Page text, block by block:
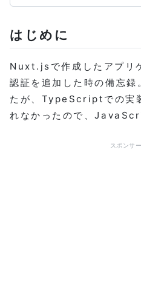
はじめに
Nuxt.jsで作成したアプリ
認証を追加した時の備忘録
たが、TypeScriptでの実
れなかったので、
スポンサ